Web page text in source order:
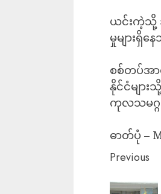
ယင်းကဲ့သို့ အ
မှုများရှိန
စစ်တပ်အာ
နိုင်ငံများ
ကုလသမဂ္
ဓာတ်ပုံ –
Previous